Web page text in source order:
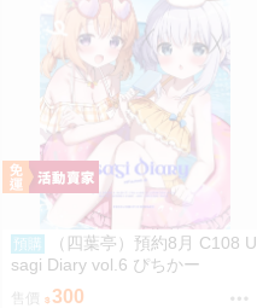
預購
（四葉亭）預約8月 C108 U
sagi Diary vol.6 ぴちかー
300